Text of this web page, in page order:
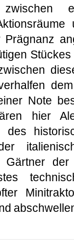
zwischen
Prägnanz
Note
hier
des
Gärtner